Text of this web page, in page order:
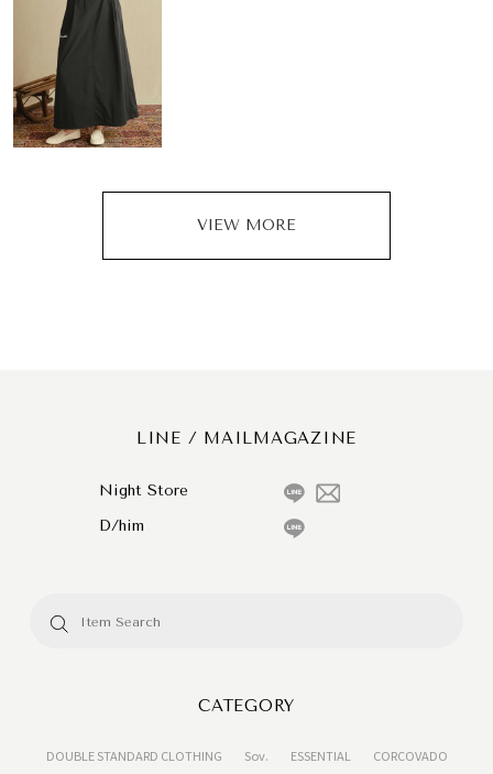
VIEW MORE
LINE / MAILMAGAZINE
Night Store
D/him
CATEGORY
DOUBLE STANDARD CLOTHING Sov. ESSENTIAL
CORCOVADO